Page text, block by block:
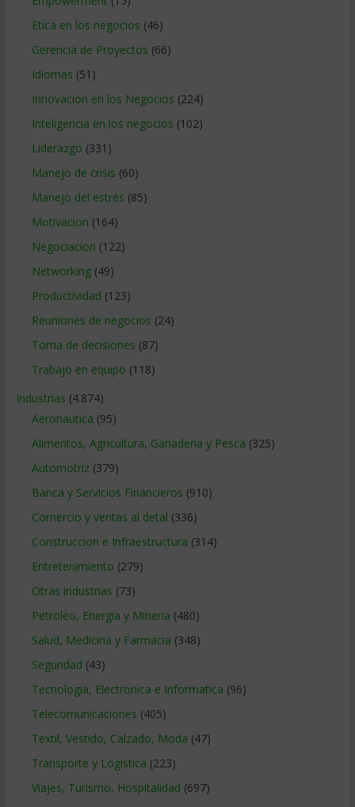
Etica en los negocios (46)
Gerencia de Proyectos (66)
Idiomas (51)
Innovacion en los Negocios (224)
Inteligencia en los negocios (102)
Liderazgo (331)
Manejo de crisis (60)
Manejo del estrés (85)
Motivacion (164)
Negociacion (122)
Networking(49)
Productividad (123)
Reuniones de negocios (24)
Toma de decisiones (87)
Trabajo en equipo (118)
Industrias (4.874)
Aeronautica (95)
Alimentos, Agricultura, Ganaderia y Pesca (325)
Automotriz(379)
Banca y Servicios Financieros (910)
Comercio y ventas al detal (336)
Construccion e Infraestructura (314)
Entretenimiento (279)
Otras industrias (73)
Petroleo, Energia y Mineria (480)
Salud, Medicina y Farmacia (348)
Seguridad (43)
Tecnologia, Electronica e Informatica (96)
Telecomunicaciones (405)
Textil, Vestido, Calzado, Moda (47)
Transporte y Logistica (223)
Viajes, Turismo, Hospitalidad (697)